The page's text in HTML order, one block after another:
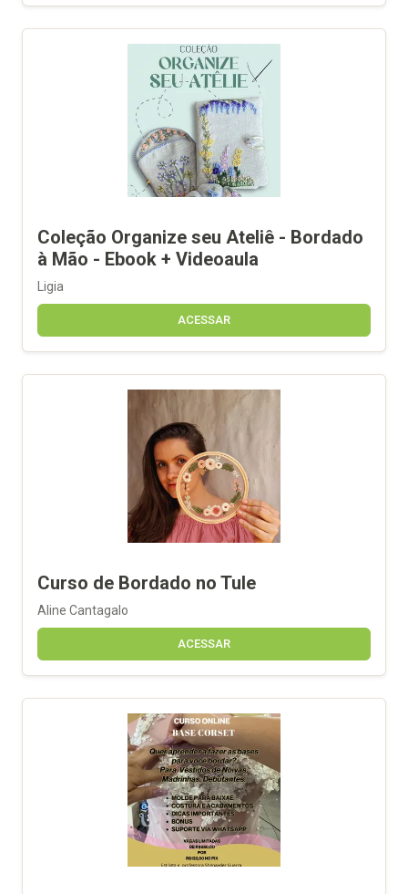
Coleção Organize seu Ateliê - Bordado
à Mão - Ebook + Videoaula
Ligia
ACESSAR
Curso de Bordado no Tule
Aline Cantagalo
ACESSAR